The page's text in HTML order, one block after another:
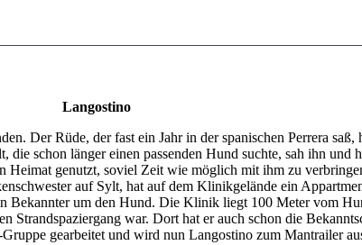
Langostino
Der Rüde, der fast ein Jahr in der spanischen Perrera
die schon länger einen passenden Hund suchte, sah ihn
Heimat genutzt, soviel Zeit wie möglich mit ihm zu
auf Sylt, hat auf dem Klinikgelände ein
Bekannter um den Hund. Die Klinik liegt 100 Meter vom
Strandspaziergang war. Dort hat er auch schon die
gearbeitet und wird nun Langostino zum Mantrailer